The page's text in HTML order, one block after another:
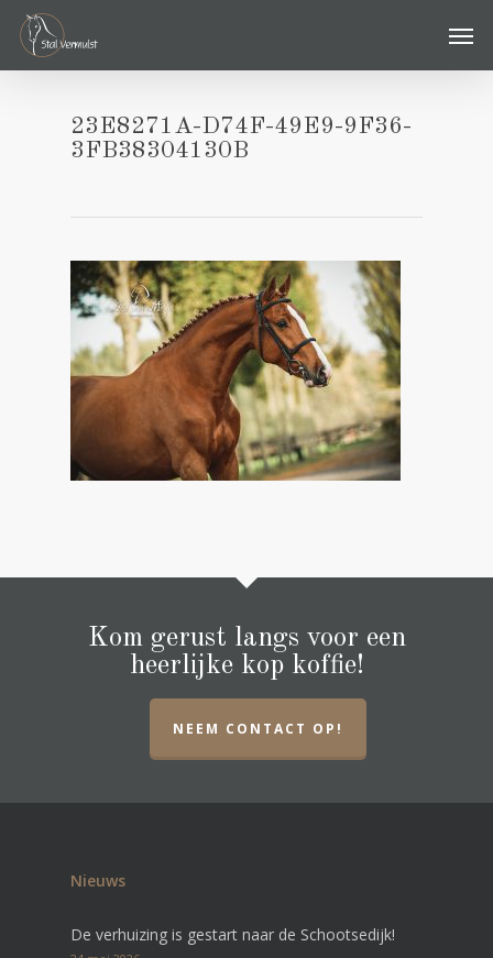
Skip
main
23E8271A-D74F-49E9-9F36-
3FB38304130B
Kom gerust langs voor een
heerlijke kop koffie!
NEEM CONTACT OP!
Nieuws
De verhuizing is gestart naar de Schootsedijk!